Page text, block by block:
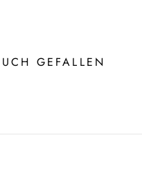
GEFALLEN